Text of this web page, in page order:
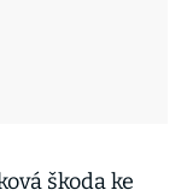
škoda ke